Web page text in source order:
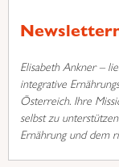
Elisabeth Ankner –
integrative
Österreich. Ihre
selbst zu
Ernährung und dem